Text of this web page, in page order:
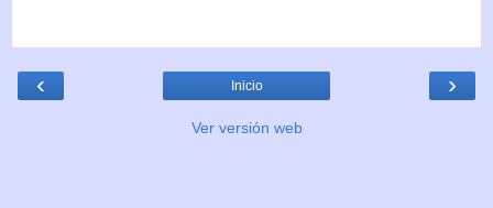
‹ ›
Inicio
Ver versión web